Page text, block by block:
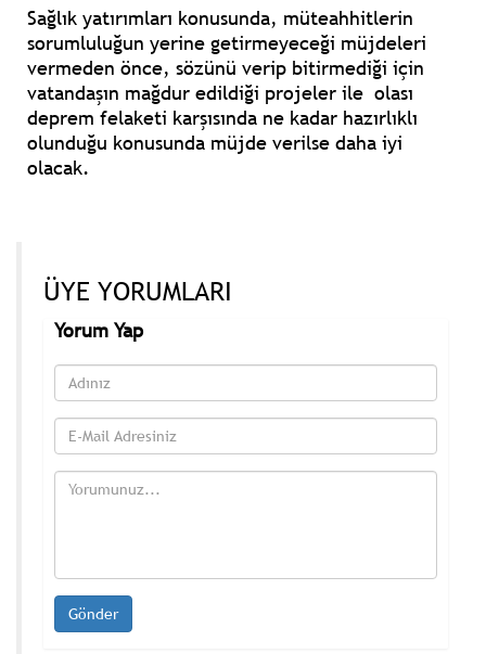
Sağlık yatırımları konusunda, müteahhitlerin
sorumluluğun yerine getirmeyeceği müjdeleri
vermeden önce, sözünü verip bitirmediği için
vatandaşın mağdur edildiği projeler ile olası
deprem felaketi karşısında ne kadar hazırlıklı
olunduğu konusunda müjde verilse daha iyi
olacak.
ÜYE YORUMLARI
Yorum Yap